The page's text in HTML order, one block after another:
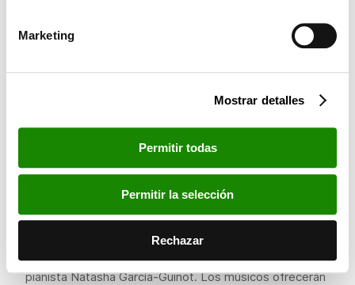
Marketing
Mostrar detalles
Permitir todas
Permitir la selección
Rechazar
El viernes 2 de junio, a las 18:30h, el coro Juventudes
Musicales de Segorbe ofrecerá una actuación al aire
libre en las escaleras de la calle Santa María de la
E, Cifre, J. Dowland o A. Barja, entre otros.
El último concierto tendrá lugar el sábado 10 de junio, a
las 19h, en la Ermita del Socós de Caudiel, a cargo de la
pianista Natasha García-Guinot. Los músicos ofrecerán